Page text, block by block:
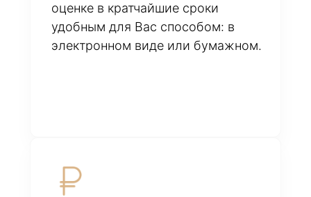
оценке в кратчайшие сроки
удобным для Вас способом: в
электронном виде или бумажном.